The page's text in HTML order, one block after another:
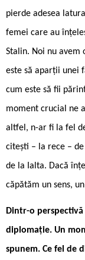
pierde adesea
femei care au
Stalin. Noi nu avem
este să aparții unei
cum este să fii
moment crucial ne
altfel, n-ar fi la fel
citești – la rece –
de la Ialta. Dacă
căpătăm un sens,
Dintr-o
diplomație. Un
spunem. Ce fel de